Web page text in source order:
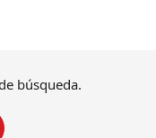
búsqueda.